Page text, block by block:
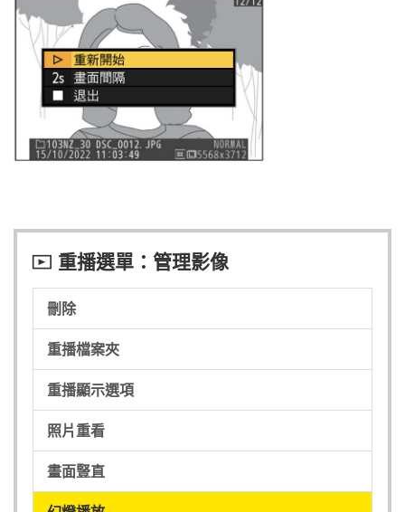
D 重播選單：管理影像
刪除
重播檔案夾
重播顯示選項
照片重看
畫面豎直